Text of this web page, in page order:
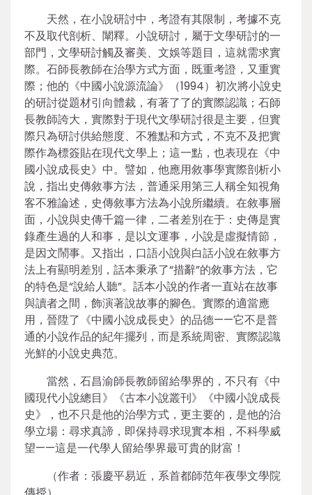
天然，在小說研討中，考證有其限制，考據不克
不及取代剖析、闡釋。小說研討，屬于文學研討的一
部門，文學研討觸及審美、文娛等題目，這就需求實
際。石師長教師在治學方式方面，既重考證，又重實
際；他的《中國小說源流論》（1994）初次將小說史
的研討從題材引向體裁，有著了了的實際認識；石師
長教師誇大，實際對于現代文學研討很是主要，但實
際只為研討供給態度、不雅點和方式，不克不及把實
際作為標簽貼在現代文學上；這一點，也表現在《中
國小說成長史》中。譬如，他應用敘事學實際剖析小
說，指出史傳敘事方法，普通采用第三人稱全知視角
客不雅論述，史傳敘事方法為小說所繼續。在敘事層
面，小說與史傳千篇一律，二者差別在于：史傳是實
錄產生過的人和事，是以文運事，小說是虛擬情節，
是因文鬧事。又指出，口語小說與白話小說在敘事方
法上有顯明差別，話本秉承了“措辭”的敘事方法，它
的特色是“說給人聽”。話本小說的作者一直站在故事
與讀者之間，飾演著說故事的腳色。實際的適當應
用，晉陞了《中國小說成長史》的品德——它不是普
通的小說作品的紀年擺列，而是系統周密、實際認識
光鮮的小說史典范。
當然，石昌渝師長教師留給學界的，不只有《中
國現代小說總目》《古本小說叢刊》《中國小說成長
史》，也不只是他的治學方式，更主要的，是他的治
學立場：尋求真諦，即保持尋求現實本相，不科學威
望——這是一代學人留給學界最可貴的財富！
（作者：張慶平易近，系首都師范年夜學文學院